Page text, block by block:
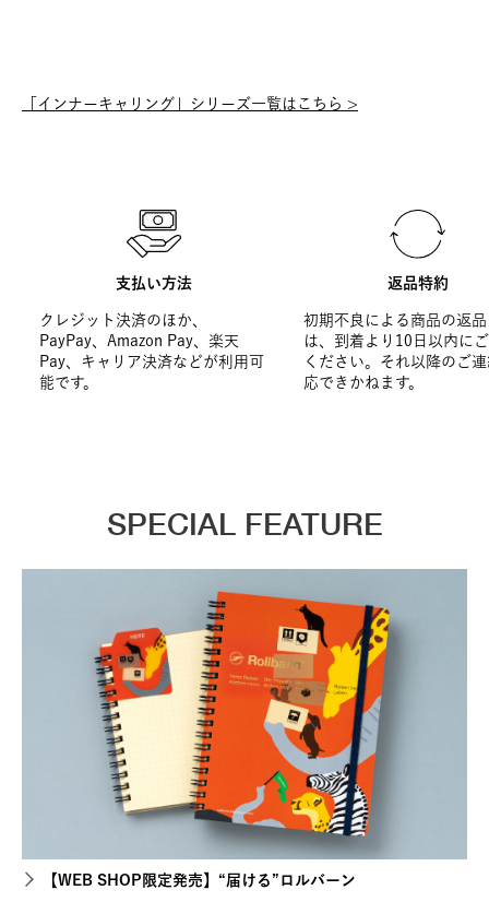
「インナーキャリング」シリーズ一覧はこちら >
支払い方法
クレジット決済のほか、
PayPay、Amazon Pay、楽天
Pay、キャリア決済などが利用可
能です。
返品特約
初期不良による商品の返
は、到着より10日以内に
ください。それ以降のご
応できかねます。
SPECIAL FEATURE
【WEB SHOP限定発売】“届ける”ロルバーン